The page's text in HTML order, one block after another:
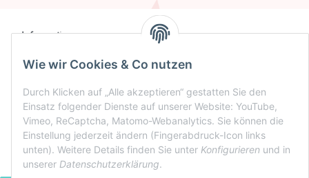
Wie wir Cookies & Co nutzen
Durch Klicken auf „Alle akzeptieren“ gestatten Sie den
Einsatz folgender Dienste auf unserer Website: YouTube,
Vimeo, ReCaptcha, Matomo-Webanalytics. Sie können die
Einstellung jederzeit ändern (Fingerabdruck-Icon links
unten). Weitere Details finden Sie unter Konfigurieren und in
unserer Datenschutzerklärung.
Informationen